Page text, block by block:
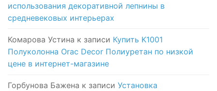
использования декоративной лепнины в
средневековых интерьерах
Комарова Устина к записи Купить K1001
Полуколонна Orac Decor Полиуретан по низкой
цене в интернет-магазине
Горбунова Бажена к записи Установка